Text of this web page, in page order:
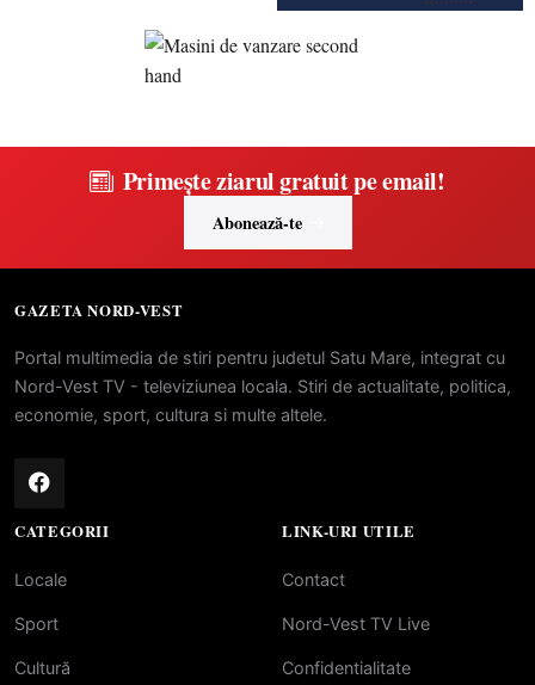
Primește ziarul gratuit pe email!
Abonează-te
GAZETA NORD-VEST
Portal multimedia de stiri pentru judetul Satu Mare, integrat cu
Nord-Vest TV - televiziunea locala. Stiri de actualitate, politica,
economie, sport, cultura si multe altele.
CATEGORII
Locale
Sport
Cultură
LINK-URI UTILE
Contact
Nord-Vest TV Live
Confidentialitate